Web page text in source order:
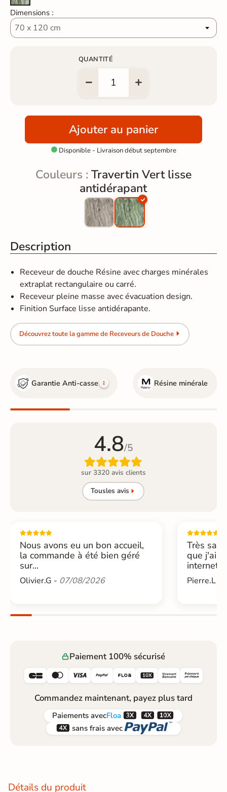
Dimensions :
QUANTITÉ
Ajouter au panier
Disponible - Livraison début septembre
Couleurs : Travertin Vert lisse
antidérapant
Description
Receveur de douche Résine avec charges minérales
extraplat rectangulaire ou carré.
Receveur pleine masse avec évacuation design.
Finition Surface lisse antidérapante.
Découvrez toute la gamme de Receveurs de Douche
Garantie Anti-casse Résine minérale
4.8/5

sur 3320 avis clients
Tousles avis
Nous avons eu un bon accueil,
la commande à été bien géré
sur...
Olivier.G - 07/08/2026
Très
que j'ai
internet....
Pierre.L -
Paiement 100% sécurisé
     
Commandez maintenant, payez plus tard
Paiements avecFloa  
 sans frais avec 
Détails du produit